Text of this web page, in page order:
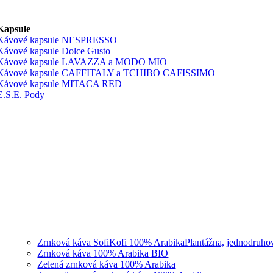
kapsule NESPRESSO
kapsule Dolce Gusto
kapsule LAVAZZA a MODO MIO
kapsule CAFFITALY a TCHIBO CAFISSIMO
kapsule MITACA RED
Pody
Zrnková káva SofiKofi 100% ArabikaPlantážna,
Zrnková káva 100% Arabika BIO
Zelená zrnková káva 100% Arabika